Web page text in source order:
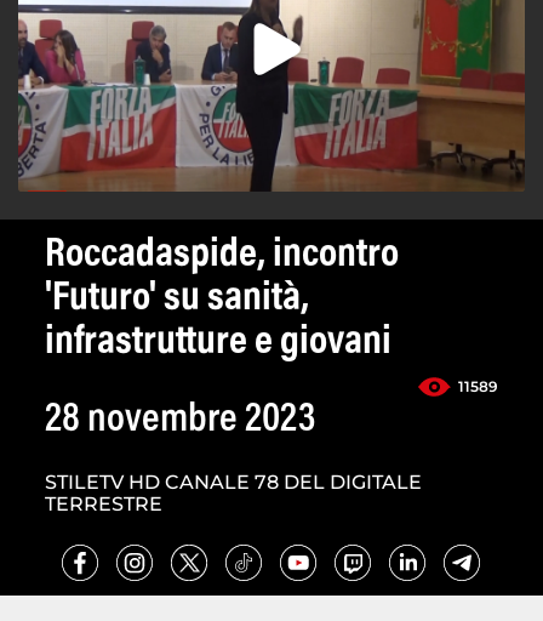
Roccadaspide, incontro
'Futuro' su sanità,
infrastrutture e giovani
11589
28 novembre 2023
STILETV HD CANALE 78 DEL DIGITALE
TERRESTRE